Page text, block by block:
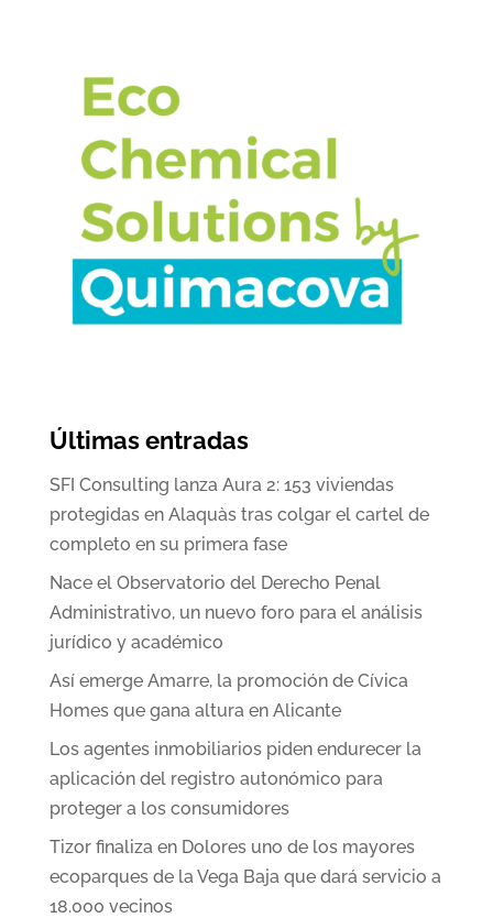
Últimas entradas
SFI Consulting lanza Aura 2: 153 viviendas
protegidas en Alaquàs tras colgar el cartel de
completo en su primera fase
Nace el Observatorio del Derecho Penal
Administrativo, un nuevo foro para el análisis
jurídico y académico
Así emerge Amarre, la promoción de Cívica
Homes que gana altura en Alicante
Los agentes inmobiliarios piden endurecer la
aplicación del registro autonómico para
proteger a los consumidores
Tizor finaliza en Dolores uno de los mayores
ecoparques de la Vega Baja que dará servicio a
18.000 vecinos